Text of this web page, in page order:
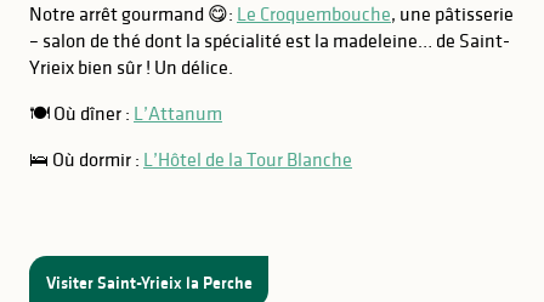
Notre arrêt gourmand 😋: Le Croquembouche, une pâtisserie
– salon de thé dont la spécialité est la madeleine… de Saint-
Yrieix bien sûr ! Un délice.
🍽️ Où dîner : L’Attanum
🛌 Où dormir : L’Hôtel de la Tour Blanche
Visiter Saint-Yrieix la Perche